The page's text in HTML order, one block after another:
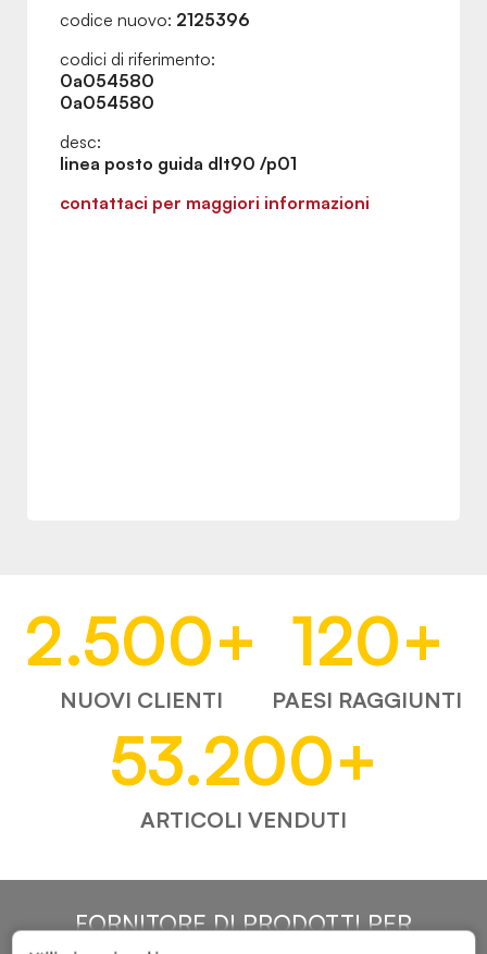
codice nuovo: 2125396
codici di riferimento:
0a054580
0a054580
desc:
linea posto guida dlt90 /p01
contattaci per maggiori informazioni
2.500+
NUOVI CLIENTI
120+
PAESI RAGGIUNTI
53.200+
ARTICOLI VENDUTI
FORNITORE DI PRODOTTI PER